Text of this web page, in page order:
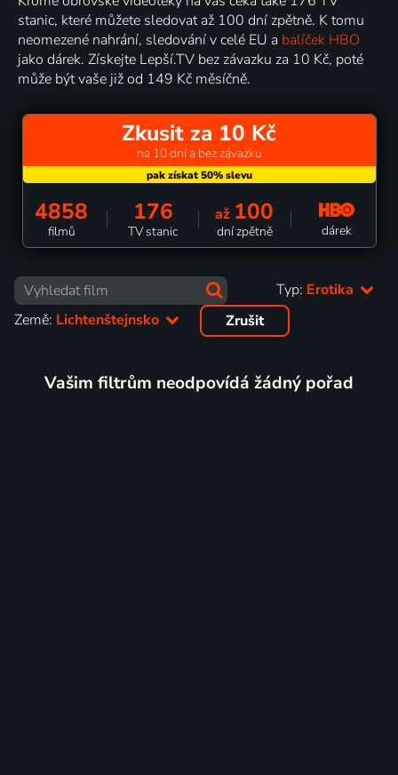
stanic, které můžete sledovat až 100 dní zpětně. K tomu
neomezené nahrání, sledování v celé EU a balíček HBO
jako dárek. Získejte Lepší.TV bez závazku za 10 Kč, poté
může být vaše již od 149 Kč měsíčně.
Zkusit za 10 Kč
na 10 dní a bez závazku
4858
filmů
176
TV stanic
až 100
dní zpětně dárek
Typ: Erotika
Země: Lichtenštejnsko Zrušit
Vašim filtrům neodpovídá žádný pořad